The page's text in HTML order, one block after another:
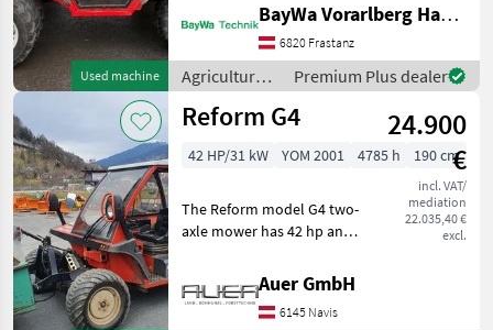
Used machine
drive, speed: 30 km/h,
control unit 3 DW, PTO 540,
1 pair of twin wheels, door,
A
BayWa Vorarlberg HandelsGmbH BayWa Technik
6820 Frastanz
Agricultural
motor
vehicles /
Premium Plus dealer
Reform G4
24.900
€
incl. VAT/
mediation
22.035,40 €
excl.
42 HP/31 kW YOM 2001 4785 h 190 cm
The Reform model G4 two-
axle mower has 42 hp and
operating hours. With a
width of 190 cm, it offers an
efficient working area. The
Auer GmbH
6145 Navis